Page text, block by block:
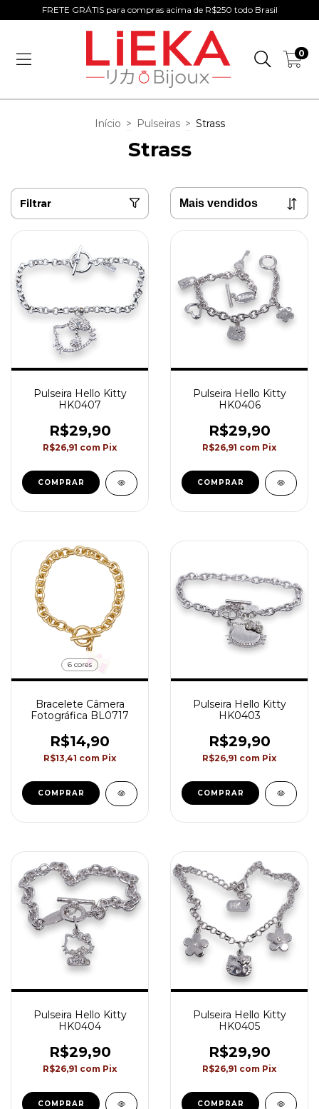
FRETE GRÁTIS para compras acima de R$250 todo Brasil
0
Início > Pulseiras > Strass
Strass
Filtrar
Pulseira Hello Kitty
HK0407
R$29,90
R$26,91 com Pix
COMPRAR
Pulseira Hello Kitty
HK0406
R$29,90
R$26,91 com Pix
COMPRAR
6 cores
Bracelete Câmera
Fotográfica BL0717
R$14,90
R$13,41 com Pix
COMPRAR
Pulseira Hello Kitty
HK0403
R$29,90
R$26,91 com Pix
COMPRAR
Pulseira Hello Kitty
HK0404
R$29,90
R$26,91 com Pix
COMPRAR
Pulseira Hello Kitty
HK0405
R$29,90
R$26,91 com Pix
COMPRAR